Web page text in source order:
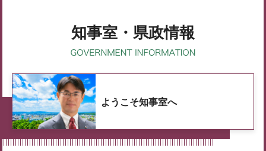
知事室・県政情報
ようこそ知事室へ